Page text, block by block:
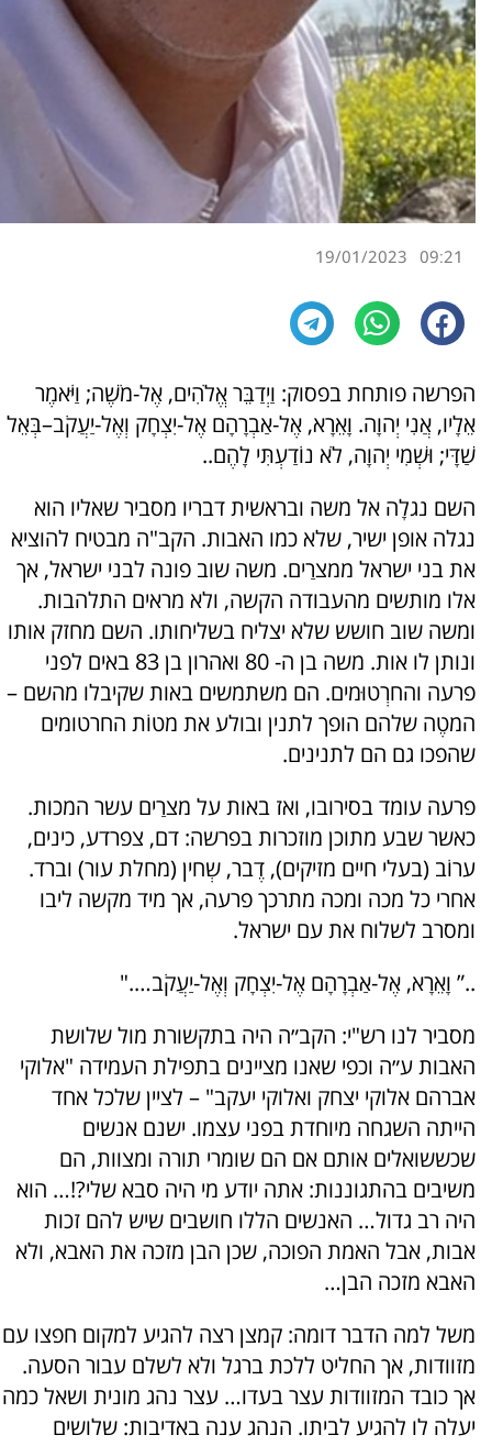
09:21
19/01/2023
הפרשה פותחת בפסוק: וַיְדַבֵּר אֱלֹהִים, אֶל-מֹשֶׁה; וַיֹּאמֶר
אֵלָיו, אֲנִי יְהוָה. וָאֵרָא, אֶל-אַבְרָהָם אֶל-יִצְחָק וְאֶל-יַעֲקֹב–בְּאֵל
שַׁדָּי; וּשְׁמִי יְהוָה, לֹא נוֹדַעְתִּי לָהֶם..
השם נגלָה אל משה ובראשית דבריו מסביר שאליו הוא
נגלה אופן ישיר, שלא כמו האבות. הקב"ה מבטיח להוציא
את בני ישראל ממצרַים. משה שוב פונה לבני ישראל, אך
אלו מותשים מהעבודה הקשה, ולא מראים התלהבות.
ומשה שוב חושש שלא יצליח בשליחותו. השם מחזק אותו
ונותן לו אות. משה בן ה- 80 ואהרון בן 83 באים לפני
פרעה והחרְטוּמים. הם משתמשים באות שקיבלו מהשם –
המטֶה שלהם הופך לתנין ובולע את מטוֹת החרטומים
שהפכו גם הם לתנינים.
פרעה עומד בסירובו, ואז באות על מצרַים עשר המכות.
כאשר שבע מתוכן מוזכרות בפרשה: דם, צפרדע, כינים,
ערוֹב (בעלי חיים מזיקים), דֶבר, שְחין (מחלת עור) וברד.
אחרי כל מכה ומכה מתרכך פרעה, אך מיד מקשה ליבו
ומסרב לשלוח את עם ישראל.
..” וָאֵרָא, אֶל-אַבְרָהָם אֶל-יִצְחָק וְאֶל-יַעֲקֹב…."
מסביר לנו רש"י: הקב״ה היה בתקשורת מול שלושת
האבות ע״ה וכפי שאנו מציינים בתפילת העמידה "אלוקי
אברהם אלוקי יצחק ואלוקי יעקב" – לציין שלכל אחד
הייתה השגחה מיוחדת בפני עצמו. ישנם אנשים
שכששואלים אותם אם הם שומרי תורה ומצוות, הם
משיבים בהתגוננות: אתה יודע מי היה סבא שלי?!… הוא
היה רב גדול… האנשים הללו חושבים שיש להם זכות
אבות, אבל האמת הפוכה, שכן הבן מזכה את האבא, ולא
האבא מזכה הבן…
משל למה הדבר דומה: קמצן רצה להגיע למקום חפצו עם
מזוודות, אך החליט ללכת ברגל ולא לשלם עבור הסעה.
אך כובד המזוודות עצר בעדו… עצר נהג מונית ושאל כמה
יעלה לו להגיע לביתו. הנהג ענה באדיבות: שלושים